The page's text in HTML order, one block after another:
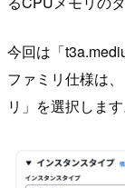
今回は「
ファミリ仕様は
リ」を選択します